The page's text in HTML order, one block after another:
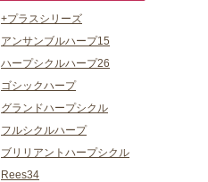
+プラスシリーズ
アンサンブルハープ15
ハープシクルハープ26
ゴシックハープ
グランドハープシクル
フルシクルハープ
ブリリアントハープシクル
Rees34